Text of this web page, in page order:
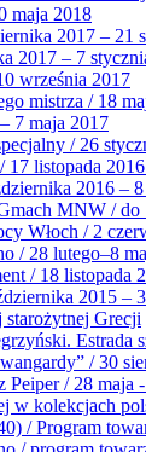
maja 2018
2017 – 21
2017 – 7
września 2017
mistrza / 18
7 maja 2017
/ 26
listopada
2016 –
MNW / do
Włoch / 2
/ 28 lutego–8
/ 18 listopada
2015 –
Grecji
Estrada
/ 30
Peiper / 28 maja
w kolekcjach
/ Program